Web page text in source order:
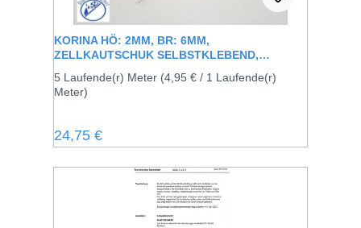
KORINA HÖ: 2MM, BR: 6MM,
ZELLKAUTSCHUK SELBSTKLEBEND,
5 Laufende(r) Meter (4,95 € / 1 Laufende(r)
Meter)
Regulärer Preis:
24,75 €